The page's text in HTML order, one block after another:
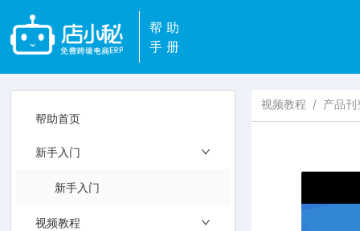
帮助
手册
帮助首页
新手入门
新手入门
视频教程
视频教程 / 产品刊